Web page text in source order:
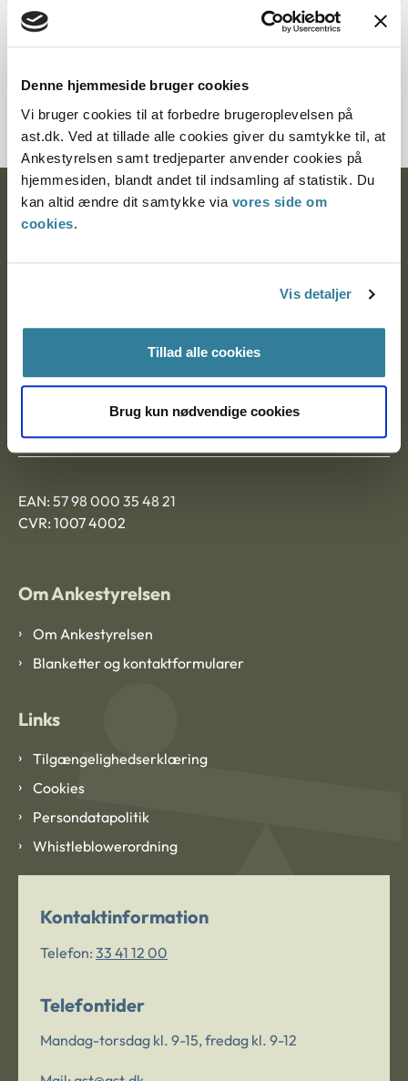
Denne hjemmeside bruger cookies
Vi bruger cookies til at forbedre brugeroplevelsen på
ast.dk. Ved at tillade alle cookies giver du samtykke til, at
Ankestyrelsen samt tredjeparter anvender cookies på
hjemmesiden, blandt andet til indsamling af statistik. Du
kan altid ændre dit samtykke via vores side om
cookies.
Vis detaljer
Tillad alle cookies
Brug kun nødvendige cookies
§ 4 § 8
Ankestyrelsen
Ankestyrelsen Aalborg
EAN: 57 98 000 35 48 21
CVR: 1007 4002
Om Ankestyrelsen
Om Ankestyrelsen
Blanketter og kontaktformularer
Links
Tilgængelighedserklæring
Cookies
Persondatapolitik
Whistleblowerordning
Kontaktinformation
Telefon: 33 41 12 00
Telefontider
Mandag-torsdag kl. 9-15, fredag kl. 9-12